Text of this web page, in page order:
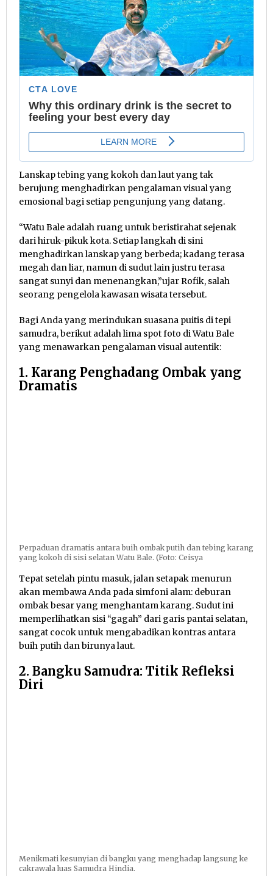
Lanskap tebing yang kokoh dan laut yang tak
berujung menghadirkan pengalaman visual yang
emosional bagi setiap pengunjung yang datang.
“Watu Bale adalah ruang untuk beristirahat sejenak
dari hiruk-pikuk kota. Setiap langkah di sini
menghadirkan lanskap yang berbeda; kadang terasa
megah dan liar, namun di sudut lain justru terasa
sangat sunyi dan menenangkan,”ujar Rofik, salah
seorang pengelola kawasan wisata tersebut.
Bagi Anda yang merindukan suasana puitis di tepi
samudra, berikut adalah lima spot foto di Watu Bale
yang menawarkan pengalaman visual autentik:
1. Karang Penghadang Ombak yang
Dramatis
Perpaduan dramatis antara buih ombak putih dan tebing karang
yang kokoh di sisi selatan Watu Bale. (Foto: Ceisya
Tepat setelah pintu masuk, jalan setapak menurun
akan membawa Anda pada simfoni alam: deburan
ombak besar yang menghantam karang. Sudut ini
memperlihatkan sisi “gagah” dari garis pantai selatan,
sangat cocok untuk mengabadikan kontras antara
buih putih dan birunya laut.
2. Bangku Samudra: Titik Refleksi
Diri
Menikmati kesunyian di bangku yang menghadap langsung ke
cakrawala luas Samudra Hindia.